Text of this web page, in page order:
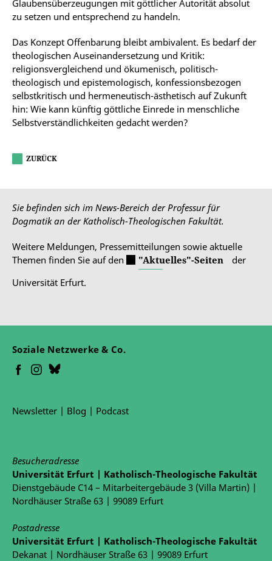
Glaubensüberzeugungen mit göttlicher Autorität absolut
zu setzen und entsprechend zu handeln.
Das Konzept Offenbarung bleibt ambivalent. Es bedarf der
theologischen Auseinandersetzung und Kritik:
religionsvergleichend und ökumenisch, politisch-
theologisch und epistemologisch, konfessionsbezogen
selbstkritisch und hermeneutisch-ästhetisch auf Zukunft
hin: Wie kann künftig göttliche Einrede in menschliche
Selbstverständlichkeiten gedacht werden?
ZURÜCK
Sie befinden sich im News-Bereich der Professur für
Dogmatik an der Katholisch-Theologischen Fakultät.
Weitere Meldungen, Pressemitteilungen sowie aktuelle
Themen finden Sie auf den
"Aktuelles"-Seiten
der
Universität Erfurt.
Soziale Netzwerke & Co.
Newsletter | Blog | Podcast
Besucheradresse
Universität Erfurt | Katholisch-Theologische Fakultät
Dienstgebäude C14 – Mitarbeitergebäude 3 (Villa Martin) |
Nordhäuser Straße 63 | 99089 Erfurt
Postadresse
Universität Erfurt | Katholisch-Theologische Fakultät
Dekanat | Nordhäuser Straße 63 | 99089 Erfurt